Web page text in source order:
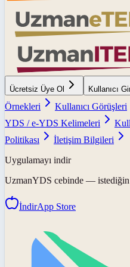
Ücretsiz Üye Ol Kullanıcı
Örnekleri
Kullanıcı Görüşleri
YDS / e-YDS Kelimeleri
Politikası
İletişim Bilgileri
Uygulamayı indir
UzmanYDS cebinde — istediğin
İndirApp Store